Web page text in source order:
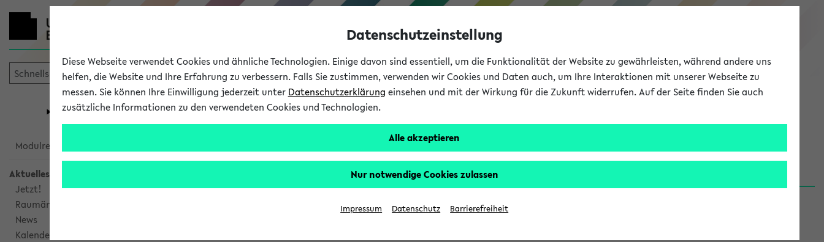
eKVV
Universität Forschung Studium
eKVV
Modulrecherche
Aktuelles
Jetzt!
Raumänderungen
News
Kalenderintegration
eKVV News
Nachhaltigkeitspreis 2026: Bewerbungsphase gestartet (06.08.26)
Datenschutzeinstellung
Diese Webseite verwendet Cookies und ähnliche Technologien. Einige davon sind essentiell, um die Funktionalität der Website zu gewährleisten, während andere uns
helfen, die Website und Ihre Erfahrung zu verbessern. Falls Sie zustimmen, verwenden wir Cookies und Daten auch, um Ihre Interaktionen mit unserer Webseite zu
messen. Sie können Ihre Einwilligung jederzeit unter Datenschutzerklärung einsehen und mit der Wirkung für die Zukunft widerrufen. Auf der Seite finden Sie auch
zusätzliche Informationen zu den verwendeten Cookies und Technologien.
Alle akzeptieren
Nur notwendige Cookies zulassen
Impressum Datenschutz Barrierefreiheit